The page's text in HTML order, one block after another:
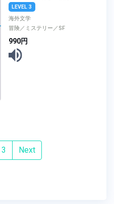
LEVEL 3
海外文学
冒険／ミステリー／SF
990円
3 Next